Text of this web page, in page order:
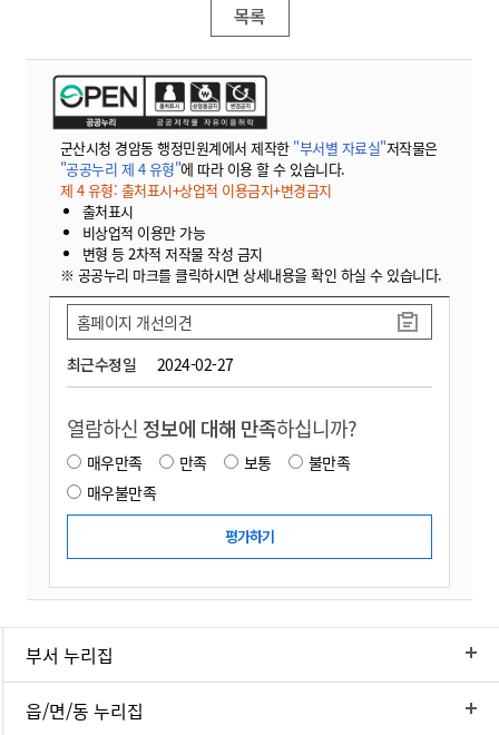
목록
군산시청 경암동 행정민원계에서 제작한 "부서별 자료실"저작물은
"공공누리 제 4 유형"에 따라 이용 할 수 있습니다.
제 4 유형: 출처표시+상업적 이용금지+변경금지
출처표시
비상업적 이용만 가능
변형 등 2차적 저작물 작성 금지
※ 공공누리 마크를 클릭하시면 상세내용을 확인 하실 수 있습니다.
최근수정일 2024-02-27
홈페이지 개선의견
열람하신 정보에 대해 만족하십니까?
매우만족 만족 보통
불만족
매우불만족
부서 누리집
읍/면/동 누리집